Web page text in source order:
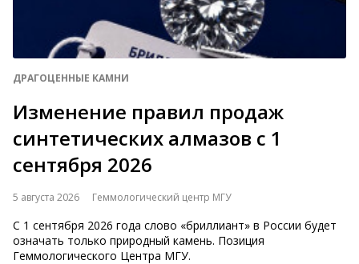
ДРАГОЦЕННЫЕ КАМНИ
Изменение правил продаж
синтетических алмазов с 1
сентября 2026
5 августа 2026 Геммологический центр МГУ
С 1 сентября 2026 года слово «бриллиант» в России будет
означать только природный камень. Позиция
Геммологического Центра МГУ.